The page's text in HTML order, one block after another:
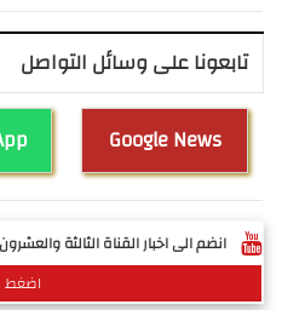
تابعونا على وسائل التواصل
Google News
انضم الى اخبار القناة الثالثة
اضغط